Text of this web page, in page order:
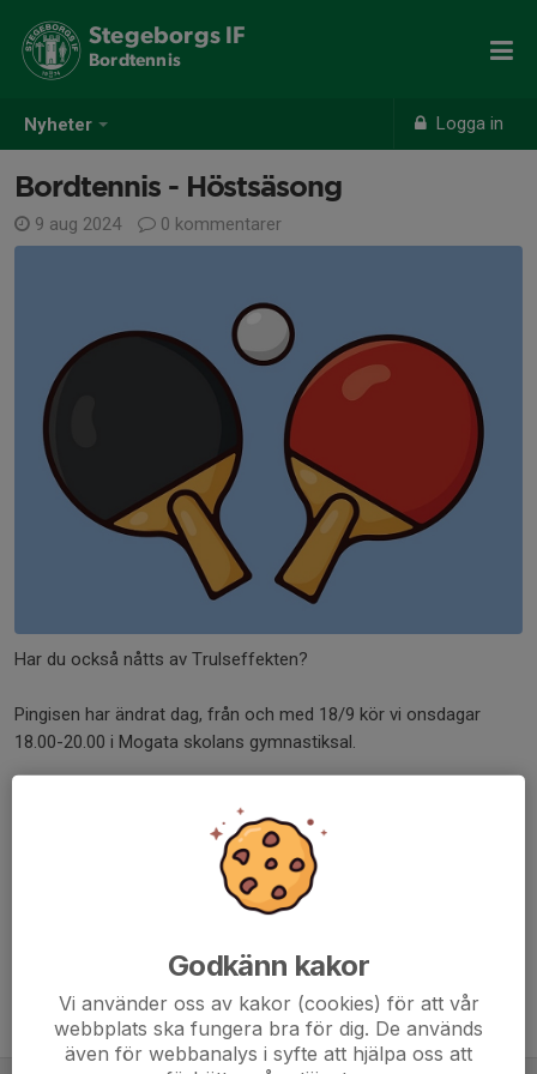
Nyheter Logga in
Stegeborgs IF
Bordtennis
Bordtennis - Höstsäsong
9 aug 2024 0 kommentarer
Har du också nåtts av Trulseffekten?
Pingisen har ändrat dag, från och med 18/9 kör vi onsdagar
18.00-20.00 i Mogata skolans gymnastiksal.
Tidigare nyheter
Godkänn kakor
Vi använder oss av kakor (cookies) för att vår
webbplats ska fungera bra för dig. De används
även för webbanalys i syfte att hjälpa oss att